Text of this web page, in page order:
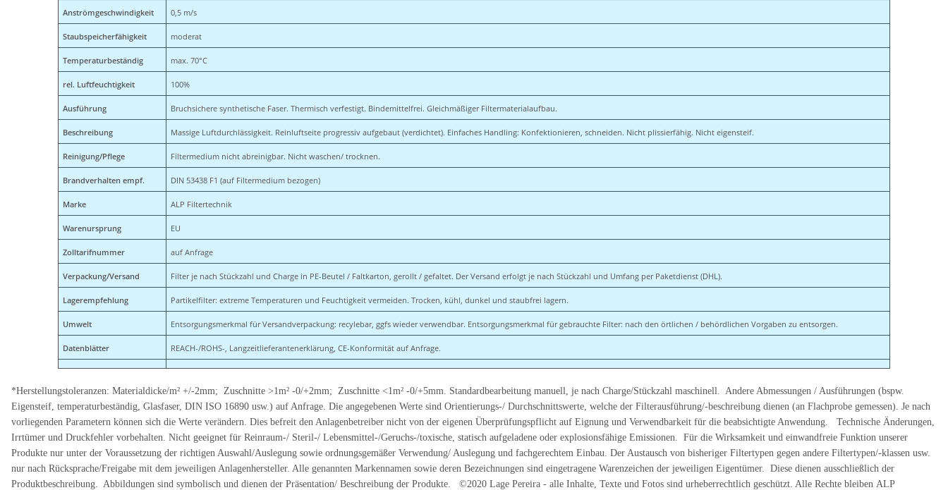
Anströmgeschwindigkeit 0,5 m/s
Staubspeicherfähigkeit moderat
Temperaturbeständig max. 70°C
rel. Luftfeuchtigkeit 100%
Ausführung Bruchsichere synthetische Faser. Thermisch verfestigt. Bindemittelfrei. Gleichmäßiger Filtermaterialaufbau.
Beschreibung Massige Luftdurchlässigkeit. Reinluftseite progressiv aufgebaut (verdichtet). Einfaches Handling: Konfektionieren, schneiden. Nicht plissierfähig. Nicht eigensteif.
Reinigung/Pflege Filtermedium nicht abreinigbar. Nicht waschen/ trocknen.
Brandverhalten empf. DIN 53438 F1 (auf Filtermedium bezogen)
Marke ALP Filtertechnik
Warenursprung EU
Zolltarifnummer auf Anfrage
Verpackung/Versand Filter je nach Stückzahl und Charge in PE-Beutel / Faltkarton, gerollt / gefaltet. Der Versand erfolgt je nach Stückzahl und Umfang per Paketdienst (DHL).
Lagerempfehlung Partikelfilter: extreme Temperaturen und Feuchtigkeit vermeiden. Trocken, kühl, dunkel und staubfrei lagern.
Umwelt Entsorgungsmerkmal für Versandverpackung: recylebar, ggfs wieder verwendbar. Entsorgungsmerkmal für gebrauchte Filter: nach den örtlichen / behördlichen Vorgaben zu entsorgen.
Datenblätter REACH-/ROHS-, Langzeitlieferantenerklärung, CE-Konformität auf Anfrage.
*Herstellungstoleranzen: Materialdicke/m² +/-2mm; Zuschnitte >1m² -0/+2mm; Zuschnitte <1m² -0/+5mm. Standardbearbeitung manuell, je nach Charge/Stückzahl maschinell. Andere Abmessungen / Ausführungen (bspw.
Eigensteif, temperaturbeständig, Glasfaser, DIN ISO 16890 usw.) auf Anfrage. Die angegebenen Werte sind Orientierungs-/ Durchschnittswerte, welche der Filterausführung/-beschreibung dienen (an Flachprobe gemessen). Je nach
vorliegenden Parametern können sich die Werte verändern. Dies befreit den Anlagenbetreiber nicht von der eigenen Überprüfungspflicht auf Eignung und Verwendbarkeit für die beabsichtigte Anwendung. Technische Änderungen,
Irrtümer und Druckfehler vorbehalten. Nicht geeignet für Reinraum-/ Steril-/ Lebensmittel-/Geruchs-/toxische, statisch aufgeladene oder explosionsfähige Emissionen. Für die Wirksamkeit und einwandfreie Funktion unserer
Produkte nur unter der Voraussetzung der richtigen Auswahl/Auslegung sowie ordnungsgemäßer Verwendung/ Auslegung und fachgerechtem Einbau. Der Austausch von bisheriger Filtertypen gegen andere Filtertypen/-klassen usw.
nur nach Rücksprache/Freigabe mit dem jeweiligen Anlagenhersteller. Alle genannten Markennamen sowie deren Bezeichnungen sind eingetragene Warenzeichen der jeweiligen Eigentümer. Diese dienen ausschließlich der
Produktbeschreibung. Abbildungen sind symbolisch und dienen der Präsentation/ Beschreibung der Produkte. ©2020 Lage Pereira - alle Inhalte, Texte und Fotos sind urheberrechtlich geschützt. Alle Rechte bleiben ALP